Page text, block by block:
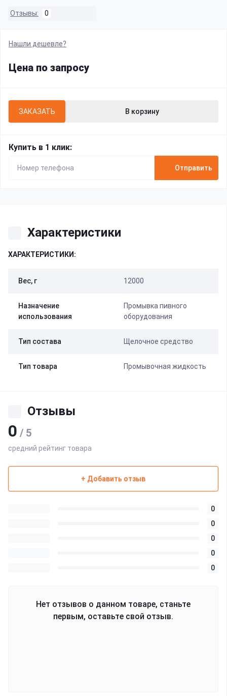
Отзывы: 0
Нашли дешевле?
Цена по запросу
ЗАКАЗАТЬ В корзину
Купить в 1 клик:
Отправить
Характеристики
ХАРАКТЕРИСТИКИ:
Вес, г 12000
Назначение
использования
Промывка пивного
оборудования
Тип состава Щелочное средство
Тип товара Промывочная жидкость
Отзывы
0 / 5
средний рейтинг товара
+ Добавить отзыв
0
0
0
0
0
Нет отзывов о данном товаре, станьте
первым, оставьте свой отзыв.